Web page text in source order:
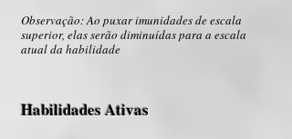
Observação: Ao puxar imunidades de escala
superior, elas serão diminuídas para a escala
atual da habilidade
Habilidades Ativas